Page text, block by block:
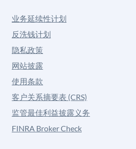
业务延续性计划
反洗钱计划
隐私政策
网站披露
使用条款
客户关系摘要表 (CRS)
监管最佳利益披露义务
FINRA Broker Check